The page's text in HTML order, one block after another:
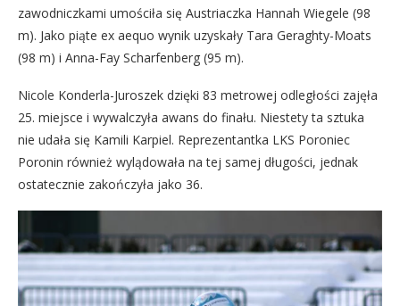
zawodniczkami umościła się Austriaczka Hannah Wiegele (98
m). Jako piąte ex aequo wynik uzyskały Tara Geraghty-Moats
(98 m) i Anna-Fay Scharfenberg (95 m).
Nicole Konderla-Juroszek dzięki 83 metrowej odległości zajęła
25. miejsce i wywalczyła awans do finału. Niestety ta sztuka
nie udała się Kamili Karpiel. Reprezentantka LKS Poroniec
Poronin również wylądowała na tej samej długości, jednak
ostatecznie zakończyła jako 36.